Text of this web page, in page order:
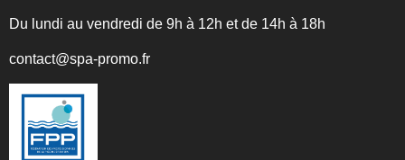
Du lundi au vendredi de 9h à 12h et de 14h à 18h
contact@spa-promo.fr